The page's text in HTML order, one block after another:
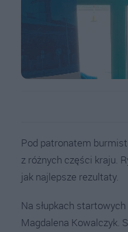
Pod patronatem
z różnych części kraju.
jak najlepsze rezultaty.
Na słupkach
Magdalena Kowalczyk.